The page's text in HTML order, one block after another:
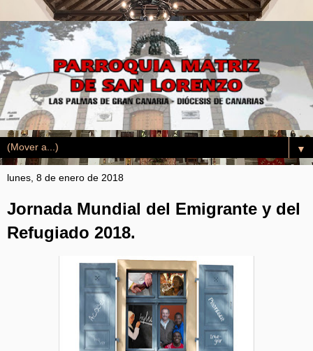
▼
lunes, 8 de enero de 2018
Jornada Mundial del Emigrante y del
Refugiado 2018.